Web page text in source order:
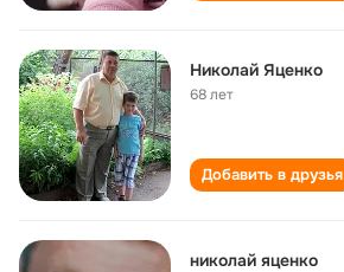
Николай Яценко
68 лет
Добавить в друзья
николай яценко